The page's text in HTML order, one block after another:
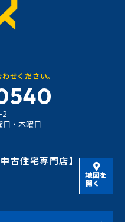
せください。
2
日・木曜日
古住宅専門店】
地図を
開く